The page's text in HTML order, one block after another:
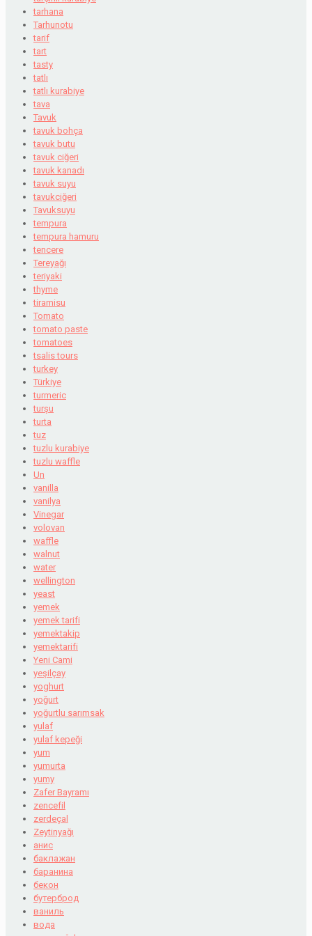
tarhana
Tarhunotu
tarif
tart
tasty
tatlı
tatlı kurabiye
tava
Tavuk
tavuk bohça
tavuk butu
tavuk ciğeri
tavuk kanadı
tavuk suyu
tavukciğeri
Tavuksuyu
tempura
tempura hamuru
tencere
Tereyağı
teriyaki
thyme
tiramisu
Tomato
tomato paste
tomatoes
tsalis tours
turkey
Türkiye
turmeric
turşu
turta
tuz
tuzlu kurabiye
tuzlu waffle
Un
vanilla
vanilya
Vinegar
volovan
waffle
walnut
water
wellington
yeast
yemek
yemek tarifi
yemektakip
yemektarifi
Yeni Cami
yeşilçay
yoghurt
yoğurt
yoğurtlu sarımsak
yulaf
yulaf kepeği
yum
yumurta
yumy
Zafer Bayramı
zencefil
zerdeçal
Zeytinyağı
анис
баклажан
баранина
бекон
бутерброд
ваниль
вода